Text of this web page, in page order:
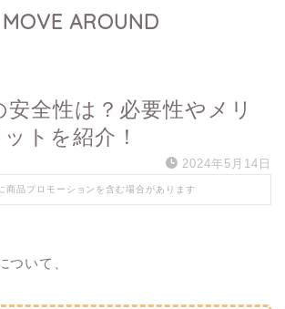
MOVE AROUND
全性は？必要性やメリ
トを紹介！
2024年5月14日
商品プロモーションを含む場合があります
ついて、